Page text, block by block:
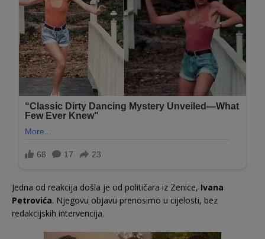
Jedna od reakcija došla je od političara iz Zenice, Ivana
Petrovića. Njegovu objavu prenosimo u cijelosti, bez
redakcijskih intervencija.